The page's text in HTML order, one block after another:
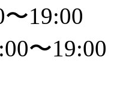
19:00
〜19:00